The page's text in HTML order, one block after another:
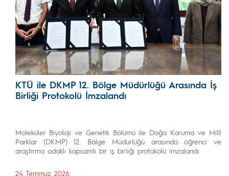
KTÜ ile DKMP 12. Bölge Müdürlüğü Arasında İş
Birliği Protokolü İmzalandı
Moleküler Biyoloji ve Genetik Bölümü ile Doğa Koruma ve Millî
Parklar (DKMP) 12. Bölge Müdürlüğü arasında öğrenci ve
araştırma odaklı kapsamlı bir iş birliği protokolü imzalandı.
24 Temmuz 2026